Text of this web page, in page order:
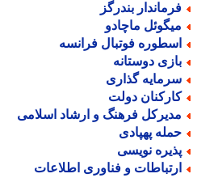
بندرگز
ماچادو
فوتبال فرانسه
دوستانه
گذاری
دولت
فرهنگ و ارشاد اسلامی
پهپادی
نویسی
و فناوری اطلاعات